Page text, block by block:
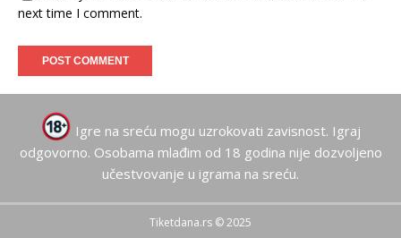
next time I comment.
Igre na sreću mogu uzrokovati zavisnost. Igraj
odgovorno. Osobama mlađim od 18 godina nije dozvoljeno
učestvovanje u igrama na sreću.
Tiketdana.rs © 2025